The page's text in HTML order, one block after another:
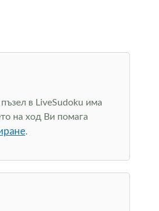
в LiveSudoku има
на ход Ви помага
.